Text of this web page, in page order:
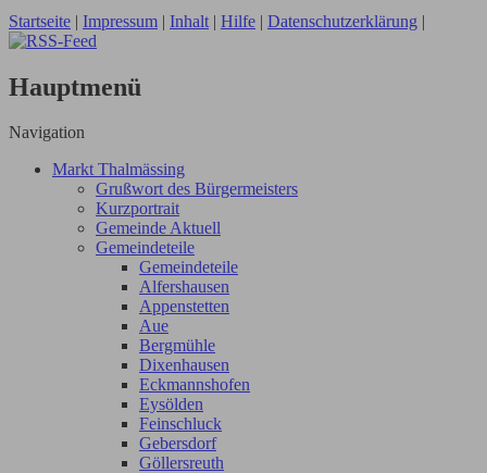
Startseite | Impressum | Inhalt | Hilfe | Datenschutzerklärung |
Hauptmenü
Navigation
Markt Thalmässing
Grußwort des Bürgermeisters
Kurzportrait
Gemeinde Aktuell
Gemeindeteile
Gemeindeteile
Alfershausen
Appenstetten
Aue
Bergmühle
Dixenhausen
Eckmannshofen
Eysölden
Feinschluck
Gebersdorf
Göllersreuth